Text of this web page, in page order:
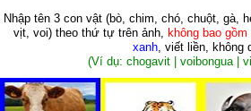
Nhập tên 3 con vật (bò, chim, chó, chuột, gà,
vịt, voi)theo thứ tự trên ảnh, không bao gồm
xanh, viết liền, không
(Ví dụ: chogavit | voibongua |